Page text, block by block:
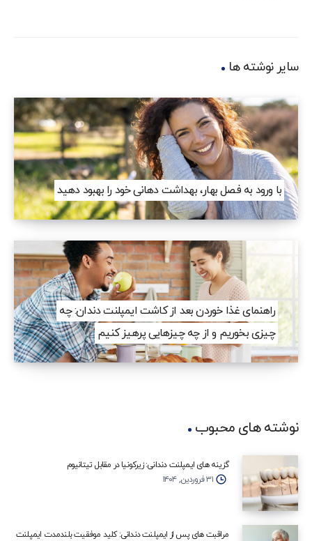
سایر نوشته ها
با ورود به فصل بهار، بهداشت دهانی خود را بهبود دهید
راهنمای غذا خوردن بعد از کاشت ایمپلنت دندان: چه
چیزی بخوریم و از چه چیزهایی پرهیز کنیم
نوشته های محبوب
گزینه‌ های ایمپلنت دندانی: زیرکونیا در مقابل تیتانیوم
۳۱ فروردین, ۱۴۰۴
مراقبت‌ های پس از ایمپلنت دندانی: کلید موفقیت بلندمدت ایمپلنت‌